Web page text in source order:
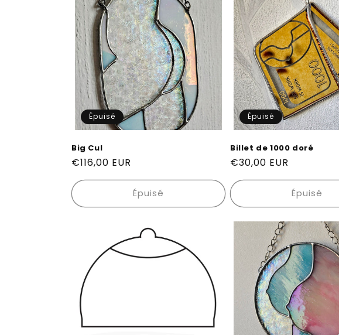
Épuisé
Big Cul
Prix
habituel
€116,00 EUR
Épuisé
Épuisé
Billet de 1000 doré
Prix
habituel
€30,00 EUR
Épuisé